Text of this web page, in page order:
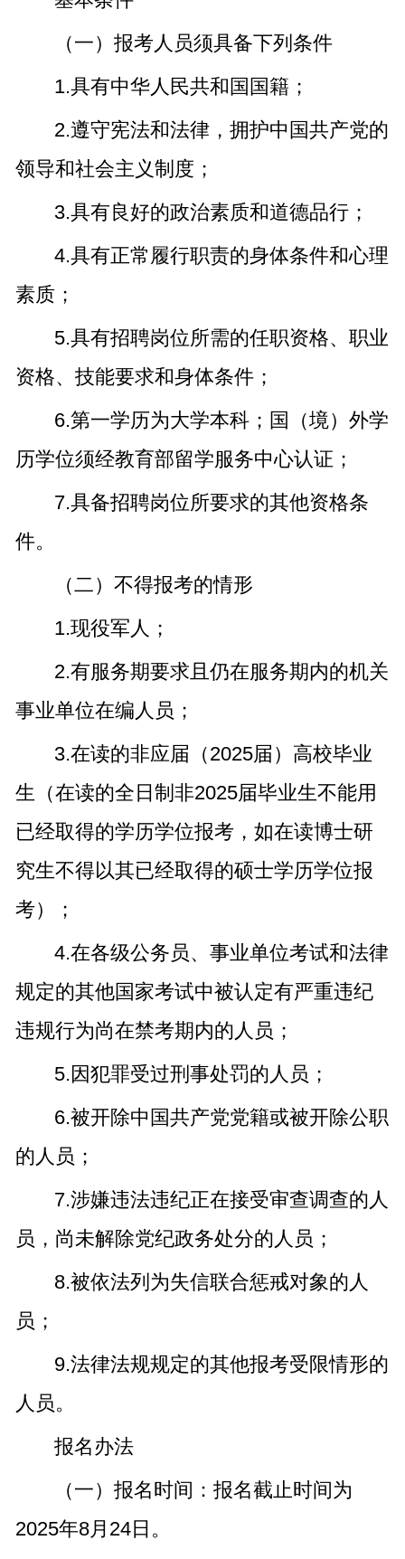
（一）报考人员须具备下列条件
1.具有中华人民共和国国籍；
2.遵守宪法和法律，拥护中国共产党的
领导和社会主义制度；
3.具有良好的政治素质和道德品行；
4.具有正常履行职责的身体条件和心理
素质；
5.具有招聘岗位所需的任职资格、职业
资格、技能要求和身体条件；
6.第一学历为大学本科；国（境）外学
历学位须经教育部留学服务中心认证；
7.具备招聘岗位所要求的其他资格条
件。
（二）不得报考的情形
1.现役军人；
2.有服务期要求且仍在服务期内的机关
事业单位在编人员；
3.在读的非应届（2025届）高校毕业
生（在读的全日制非2025届毕业生不能用
已经取得的学历学位报考，如在读博士研
究生不得以其已经取得的硕士学历学位报
考）；
4.在各级公务员、事业单位考试和法律
规定的其他国家考试中被认定有严重违纪
违规行为尚在禁考期内的人员；
5.因犯罪受过刑事处罚的人员；
6.被开除中国共产党党籍或被开除公职
的人员；
7.涉嫌违法违纪正在接受审查调查的人
员，尚未解除党纪政务处分的人员；
8.被依法列为失信联合惩戒对象的人
员；
9.法律法规规定的其他报考受限情形的
人员。
报名办法
（一）报名时间：报名截止时间为
2025年8月24日。